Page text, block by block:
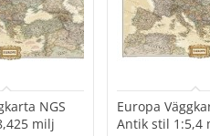
NGS
milj
Europa
Antik stil 1:5,4